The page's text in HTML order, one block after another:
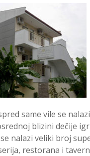
same vile se
blizini dečije
nalazi veliki broj
restorana i